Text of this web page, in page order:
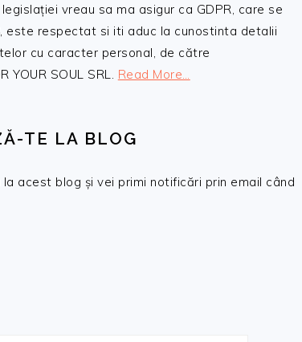
vreau sa ma asigur ca GDPR, care se
este respectat si iti aduc la cunostinta detalii
cu caracter personal, de către
YOUR SOUL SRL. Read More…
TE LA BLOG
acest blog și vei primi notificări prin email când